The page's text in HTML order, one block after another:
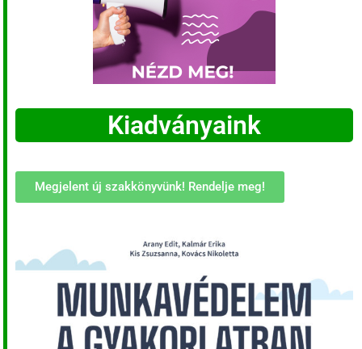
Kiadványaink
Megjelent új szakkönyvünk! Rendelje meg!